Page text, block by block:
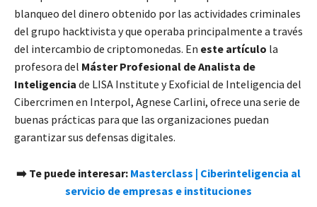
blanqueo del dinero obtenido por las actividades criminales
del grupo hacktivista y que operaba principalmente a través
del intercambio de criptomonedas. En este artículo la
profesora del Máster Profesional de Analista de
Inteligencia de LISA Institute y Exoficial de Inteligencia del
Cibercrimen en Interpol, Agnese Carlini, ofrece una serie de
buenas prácticas para que las organizaciones puedan
garantizar sus defensas digitales.
➡️ Te puede interesar: Masterclass | Ciberinteligencia al
servicio de empresas e instituciones